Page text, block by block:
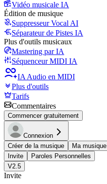
Vidéo musicale IA
Édition de musique
Suppresseur Vocal AI
Séparateur de Pistes IA
Plus d'outils musicaux
Mastering par IA
Séquenceur MIDI IA
IA Audio en MIDI
Plus d'outils
Tarifs
Commentaires
Commencer gratuitement
Connexion
Créer de la musique
Ma musique
Invite
Paroles Personnelles
V2.5
Invite